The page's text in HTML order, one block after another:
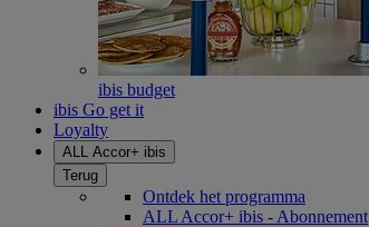
ibis budget
ibis Go get it
Loyalty
ALL Accor+ ibis
Terug
Ontdek het programma
ALL Accor+ ibis - Abonnement